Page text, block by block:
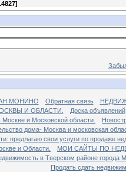
]
МОНИНО Обратная связь
И ОБЛАСТИ.
Доска объявлений
и Московской области.
дома- Москва и московская
предлагаю свои услуги по продаже
и Области.
МОИ САЙТЫ ПО
в Тверском районе города
Продать сдать